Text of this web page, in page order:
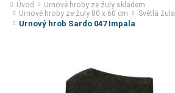
Úvod
Urnové hroby ze žuly skladem
Urnové hroby ze žuly 80 x 60 cm
Světlá žula
Urnový hrob Sardo 047 Impala